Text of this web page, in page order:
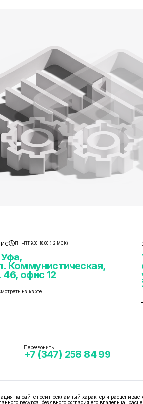
ПН–ПТ 9.00–18.00 (+2 МСК)
Уфа,
Коммунистическая,
46, офис 12
на карте
Перезвонить
+7 (347) 258 84 99
на сайте носит рекламный характер и
ресурса, без явного согласия его владельца,